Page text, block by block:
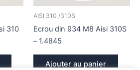
310
AISI 310 /310S
Ecrou din 934 M8 Aisi 310S
– 1.4845
Ajouter au panier